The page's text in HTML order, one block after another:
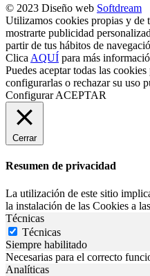
© 2023 Diseño web Softdream
Utilizamos cookies propias y de
mostrarte publicidad
partir de tus hábitos de
Clica AQUÍ para más
Puedes aceptar todas las
configurarlas o rechazar su uso
Configurar ACEPTAR
Cerrar
Resumen de privacidad
La utilización de este sitio
la instalación de las Cookies a
Técnicas
Técnicas
Siempre habilitado
Necesarias para el correcto
Analíticas